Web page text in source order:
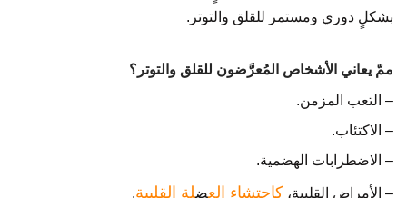
بشكلٍ دوري ومستمر للقلق والتوتر.
ممّ يعاني الأشخاص المُعرَّضون للقلق والتوتر؟
– التعب المزمن.
– الاكتئاب.
– الاضطرابات الهضمية.
– الأمراض القلبية، كاحتشاء العضلة القلبية.